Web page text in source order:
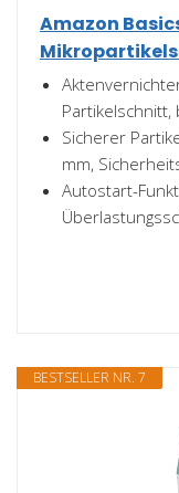
Amazon
Partikelschnitt,
Sicherer
mm,
Autostart-
BESTSELLER NR. 7